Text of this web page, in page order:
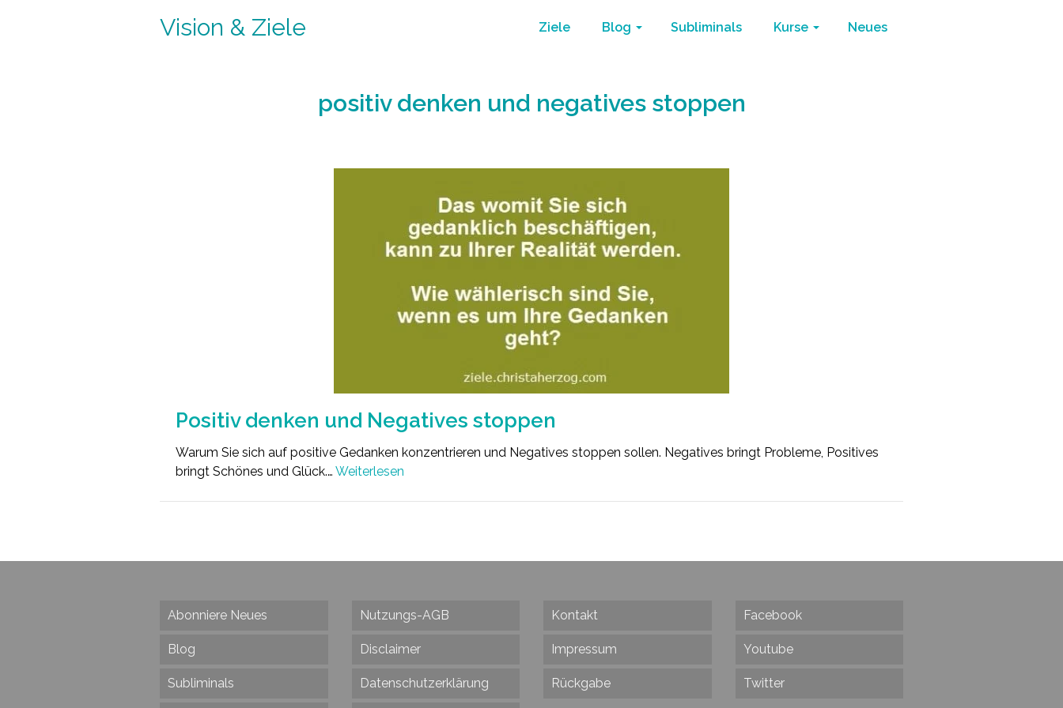
Vision & Ziele Ziele Blog Subliminals Kurse Neues
positiv denken und negatives stoppen
Positiv denken und Negatives stoppen
Warum Sie sich auf positive Gedanken konzentrieren und Negatives stoppen sollen. Negatives bringt Probleme, Positives
bringt Schönes und Glück.… Weiterlesen
Abonniere Neues
Blog
Subliminals
Nutzungs-AGB
Disclaimer
Datenschutzerklärung
Kontakt
Impressum
Rückgabe
Facebook
Youtube
Twitter